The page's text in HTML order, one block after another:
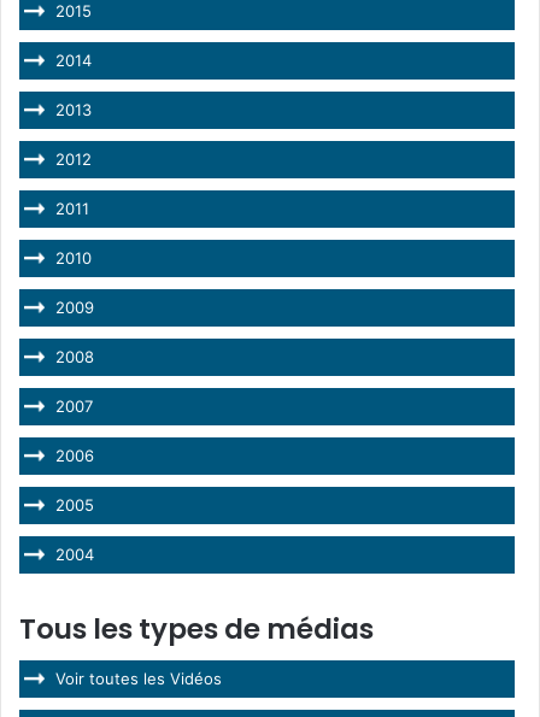
2015
2014
2013
2012
2011
2010
2009
2008
2007
2006
2005
2004
Tous les types de médias
Voir toutes les Vidéos